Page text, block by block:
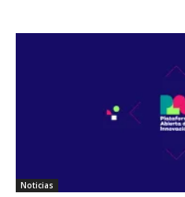
Noticias